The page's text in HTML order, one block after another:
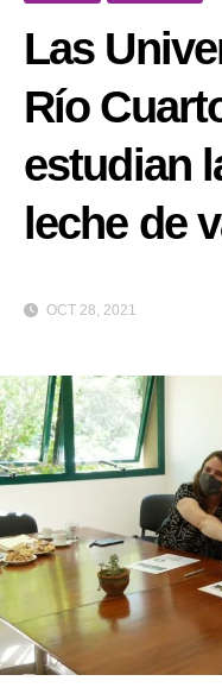
Las
Río
estudian
leche de
OCT 28, 2021